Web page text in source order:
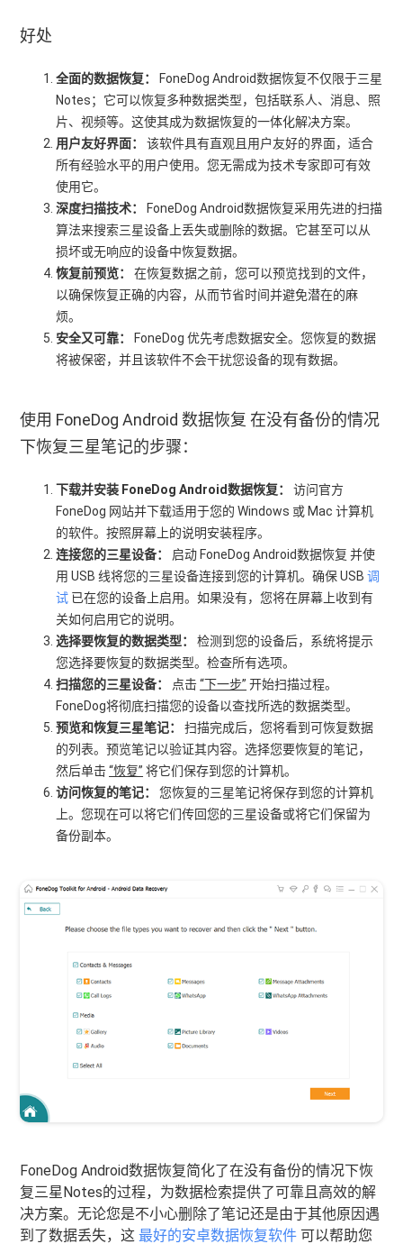
好处
全面的数据恢复：
FoneDog Android数据恢复不仅限于三星
Notes；它可以恢复多种数据类型，包括联系人、消息、照
片、视频等。这使其成为数据恢复的一体化解决方案。
用户友好界面：
该软件具有直观且用户友好的界面，适合
所有经验水平的用户使用。您无需成为技术专家即可有效
使用它。
深度扫描技术：
FoneDog Android数据恢复采用先进的扫描
算法来搜索三星设备上丢失或删除的数据。它甚至可以从
损坏或无响应的设备中恢复数据。
恢复前预览：
在恢复数据之前，您可以预览找到的文件，
以确保恢复正确的内容，从而节省时间并避免潜在的麻
烦。
安全又可靠：
FoneDog 优先考虑数据安全。您恢复的数据
将被保密，并且该软件不会干扰您设备的现有数据。
使用 FoneDog Android 数据恢复 在没有备份的情况
下恢复三星笔记的步骤：
下载并安装 FoneDog Android数据恢复：
访问官方
FoneDog 网站并下载适用于您的 Windows 或 Mac 计算机
的软件。按照屏幕上的说明安装程序。
连接您的三星设备：
启动 FoneDog Android数据恢复 并使
用 USB 线将您的三星设备连接到您的计算机。确保 USB调
试 已在您的设备上启用。如果没有，您将在屏幕上收到有
关如何启用它的说明。
选择要恢复的数据类型：
检测到您的设备后，系统将提示
您选择要恢复的数据类型。检查所有选项。
扫描您的三星设备：
点击“下一步” 开始扫描过程。
FoneDog将彻底扫描您的设备以查找所选的数据类型。
预览和恢复三星笔记：
扫描完成后，您将看到可恢复数据
的列表。预览笔记以验证其内容。选择您要恢复的笔记，
然后单击“恢复” 将它们保存到您的计算机。
访问恢复的笔记：
您恢复的三星笔记将保存到您的计算机
上。您现在可以将它们传回您的三星设备或将它们保留为
备份副本。
FoneDog Android数据恢复简化了在没有备份的情况下恢
复三星Notes的过程，为数据检索提供了可靠且高效的解
决方案。无论您是不小心删除了笔记还是由于其他原因遇
到了数据丢失，这最好的安卓数据恢复软件 可以帮助您